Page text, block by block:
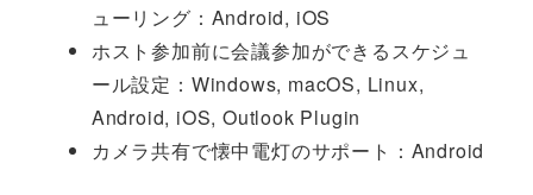
ューリング：Android, iOS
ホスト参加前に会議参加ができるスケジュ
ール設定：Windows, macOS, Linux,
Android, iOS, Outlook Plugin
カメラ共有で懐中電灯のサポート：Android